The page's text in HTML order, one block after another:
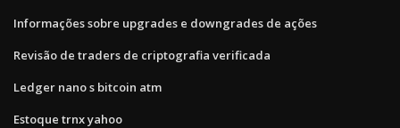
Informações sobre upgrades e downgrades de ações
Revisão de traders de criptografia verificada
Ledger nano s bitcoin atm
Estoque trnx yahoo